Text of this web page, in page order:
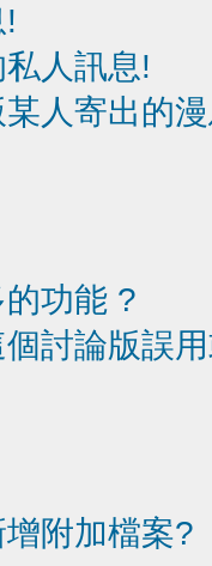
人訊息!
人寄出的
功能 ?
討論版誤
附加檔案?